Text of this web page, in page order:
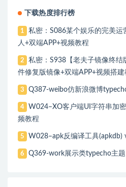
下载热度排行榜
1
私密：S086某个娱乐的完美
人+双端APP+视频教程
2
私密：S938【老夫子镜像终结
件修复版镜像+双端APP+视频搭建
3 Q387-weibo仿新浪微博
4
W024–XO客户端UI字符串加
频教程
5 W028–apk反编译工具(apkdb)
6 Q369-work展示类typecho主题